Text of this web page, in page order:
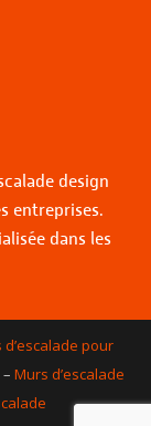
design
entreprises.
dans les
d’escalade pour
– Murs d’escalade